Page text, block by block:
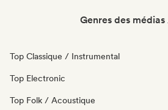
Genres des
Top Classique / Instrumental
Top Electronic
Top Folk / Acoustique